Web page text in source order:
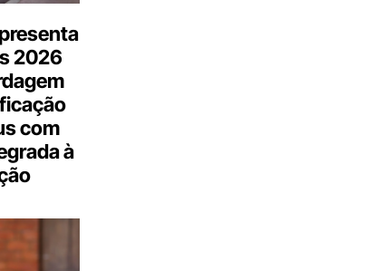
2026
com
à